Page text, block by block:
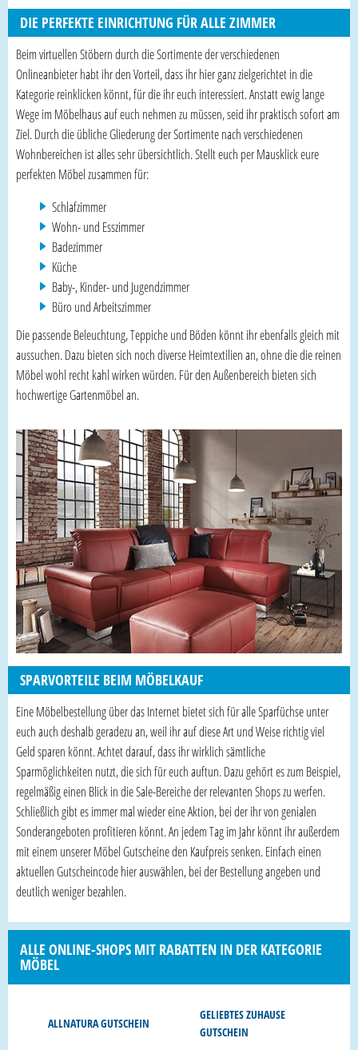
DIE PERFEKTE EINRICHTUNG FÜR ALLE ZIMMER
Beim virtuellen Stöbern durch die Sortimente der verschiedenen
Onlineanbieter habt ihr den Vorteil, dass ihr hier ganz zielgerichtet in die
Kategorie reinklicken könnt, für die ihr euch interessiert. Anstatt ewig lange
Wege im Möbelhaus auf euch nehmen zu müssen, seid ihr praktisch sofort am
Ziel. Durch die übliche Gliederung der Sortimente nach verschiedenen
Wohnbereichen ist alles sehr übersichtlich. Stellt euch per Mausklick eure
perfekten Möbel zusammen für:
Schlafzimmer
Wohn- und Esszimmer
Badezimmer
Küche
Baby-, Kinder- und Jugendzimmer
Büro und Arbeitszimmer
Die passende Beleuchtung, Teppiche und Böden könnt ihr ebenfalls gleich mit
aussuchen. Dazu bieten sich noch diverse Heimtextilien an, ohne die die reinen
Möbel wohl recht kahl wirken würden. Für den Außenbereich bieten sich
hochwertige Gartenmöbel an.
SPARVORTEILE BEIM MÖBELKAUF
Eine Möbelbestellung über das Internet bietet sich für alle Sparfüchse unter
euch auch deshalb geradezu an, weil ihr auf diese Art und Weise richtig viel
Geld sparen könnt. Achtet darauf, dass ihr wirklich sämtliche
Sparmöglichkeiten nutzt, die sich für euch auftun. Dazu gehört es zum Beispiel,
regelmäßig einen Blick in die Sale-Bereiche der relevanten Shops zu werfen.
Schließlich gibt es immer mal wieder eine Aktion, bei der ihr von genialen
Sonderangeboten profitieren könnt. An jedem Tag im Jahr könnt ihr außerdem
mit einem unserer Möbel Gutscheine den Kaufpreis senken. Einfach einen
aktuellen Gutscheincode hier auswählen, bei der Bestellung angeben und
deutlich weniger bezahlen.
ALLE ONLINE-SHOPS MIT RABATTEN IN DER KATEGORIE
MÖBEL
ALLNATURA GUTSCHEIN
GELIEBTES ZUHAUSE
GUTSCHEIN